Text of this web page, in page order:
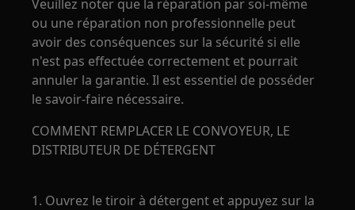
Veuillez noter que la réparation par soi-même
ou une réparation non professionnelle peut
avoir des conséquences sur la sécurité si elle
n'est pas effectuée correctement et pourrait
annuler la garantie. Il est essentiel de posséder
le savoir-faire nécessaire.
COMMENT REMPLACER LE CONVOYEUR, LE
DISTRIBUTEUR DE DÉTERGENT
1. Ouvrez le tiroir à détergent et appuyez sur la